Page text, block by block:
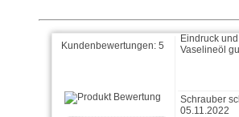
Kundenbewertungen: 5